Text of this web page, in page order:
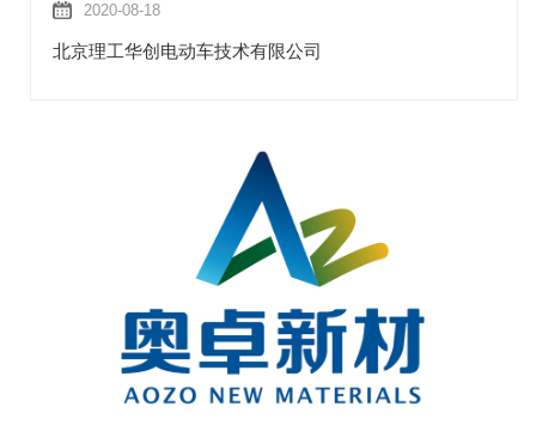
2020-08-18
北京理工华创电动车技术有限公司